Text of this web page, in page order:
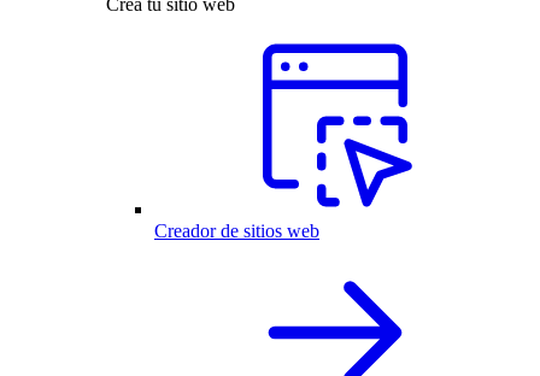
Crea tu sitio web
Creador de sitios web